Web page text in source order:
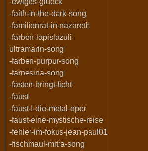
-ewiges-glueck
-faith-in-the-dark-song
-familienrat-in-nazareth
-farben-lapislazuli-
ultramarin-song
-farben-purpur-song
-farnesina-song
-fasten-bringt-licht
-faust
-faust-I-die-metal-oper
-faust-eine-mystische-reise
-fehler-im-fokus-jean-paul01
-fischmaul-mitra-song